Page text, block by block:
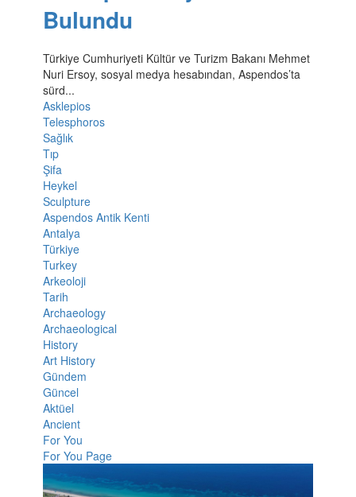
Bulundu
Türkiye Cumhuriyeti Kültür ve Turizm Bakanı Mehmet
Nuri Ersoy, sosyal medya hesabından, Aspendos’ta
sürd...
Asklepios
Telesphoros
Sağlık
Tıp
Şifa
Heykel
Sculpture
Aspendos Antik Kenti
Antalya
Türkiye
Turkey
Arkeoloji
Tarih
Archaeology
Archaeological
History
Art History
Gündem
Güncel
Aktüel
Ancient
For You
For You Page